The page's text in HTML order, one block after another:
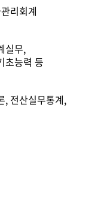
리회계
실무,
초능력 등
, 전산실무통계,